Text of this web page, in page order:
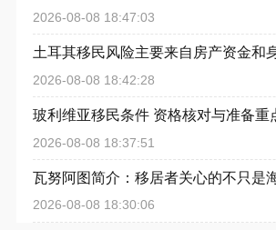
2026-08-08 18:47:03
土耳其移民风险主要来自房产资金和
2026-08-08 18:42:28
玻利维亚移民条件 资格核对与准备重
2026-08-08 18:37:51
瓦努阿图简介：移居者关心的不只是
2026-08-08 18:30:06